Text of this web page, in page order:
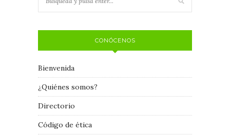
CONÓCENOS
Bienvenida
¿Quiénes somos?
Directorio
Código de ética